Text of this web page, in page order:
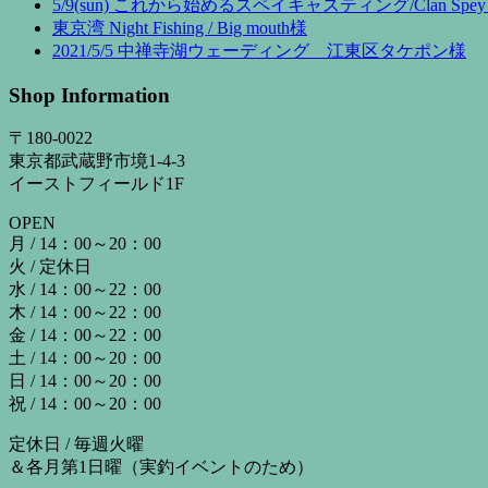
5/9(sun) これから始めるスペイキャスティング/Clan
東京湾 Night Fishing / Big mouth様
2021/5/5 中禅寺湖ウェーディング 江東区タケポン様
Shop Information
〒180-0022
東京都武蔵野市境1-4-3
イーストフィールド1F
OPEN
月 / 14：00～20：00
火 / 定休日
水 / 14：00～22：00
木 / 14：00～22：00
金 / 14：00～22：00
土 / 14：00～20：00
日 / 14：00～20：00
祝 / 14：00～20：00
定休日 / 毎週火曜
＆各月第1日曜（実釣イベントのため）